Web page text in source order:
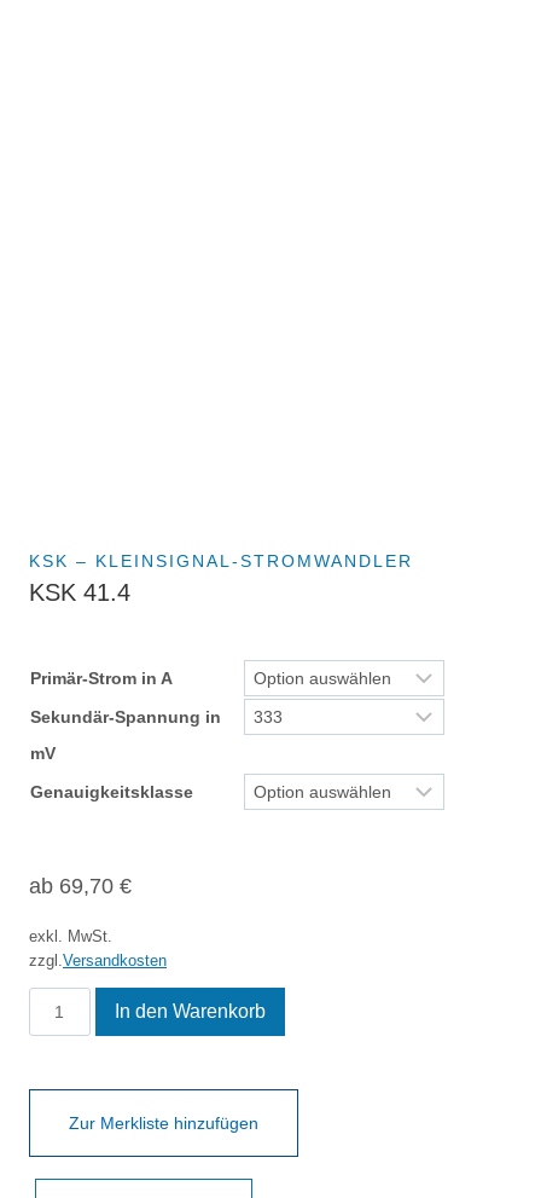
KSK – KLEINSIGNAL-STROMWANDLER
KSK 41.4
Primär-Strom in A
Sekundär-Spannung in
mV
Genauigkeitsklasse
ab 69,70 €
exkl. MwSt.
zzgl.Versandkosten
In den Warenkorb
Zur Merkliste hinzufügen